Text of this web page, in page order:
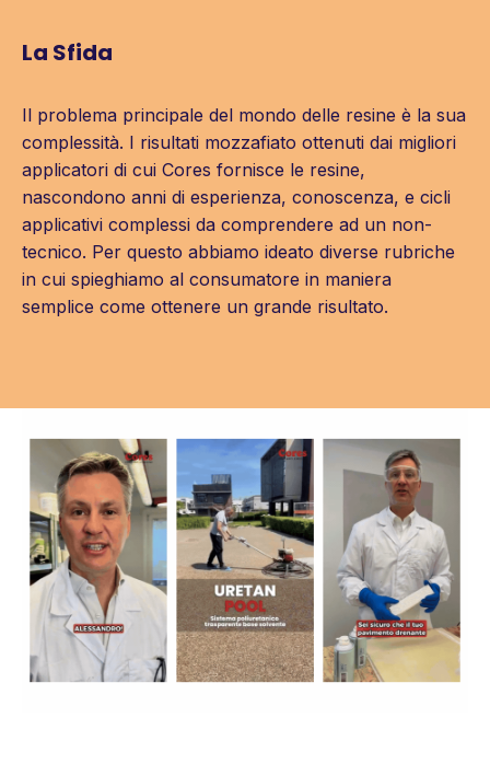
La Sfida
Il problema principale del mondo delle resine è la sua
complessità. I risultati mozzafiato ottenuti dai migliori
applicatori di cui Cores fornisce le resine,
nascondono anni di esperienza, conoscenza, e cicli
applicativi complessi da comprendere ad un non-
tecnico. Per questo abbiamo ideato diverse rubriche
in cui spieghiamo al consumatore in maniera
semplice come ottenere un grande risultato.